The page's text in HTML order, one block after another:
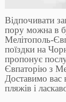
Відпочивати
пору можна в
Мелітополь-
поїздки на
пропонує
Євпаторію з
Доставимо вас
пляжів і